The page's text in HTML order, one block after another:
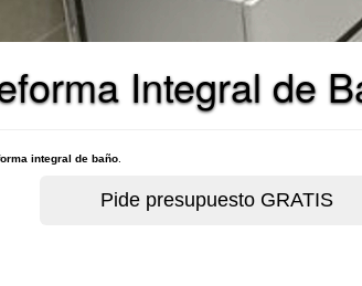
Integral de
integral de baño